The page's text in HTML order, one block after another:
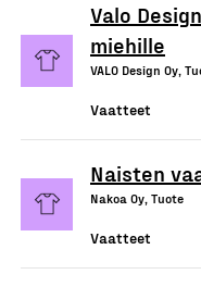
Valo
miehille
VALO Design Oy,
Vaatteet
Naisten
Nakoa Oy, Tuote
Vaatteet